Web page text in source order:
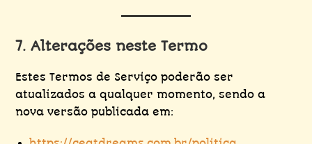
7. Alterações neste Termo
Estes Termos de Serviço poderão ser
atualizados a qualquer momento, sendo a
nova versão publicada em: